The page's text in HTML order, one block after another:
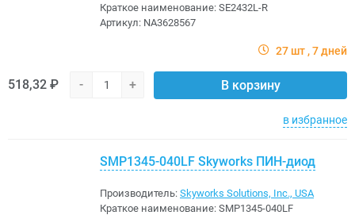
Краткое наименование: SE2432L-R
Артикул: NA3628567
27 шт 7 дней
518,32 ₽ - + В корзину
в избранное
SMP1345-040LF Skyworks ПИН-диод
Производитель: Skyworks Solutions, Inc., USA
Краткое наименование: SMP1345-040LF